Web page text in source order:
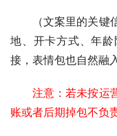
（文案里的关
地、开卡方式、年
接，表情包也自然融
注意：若未按运
账或者后期掉包不负